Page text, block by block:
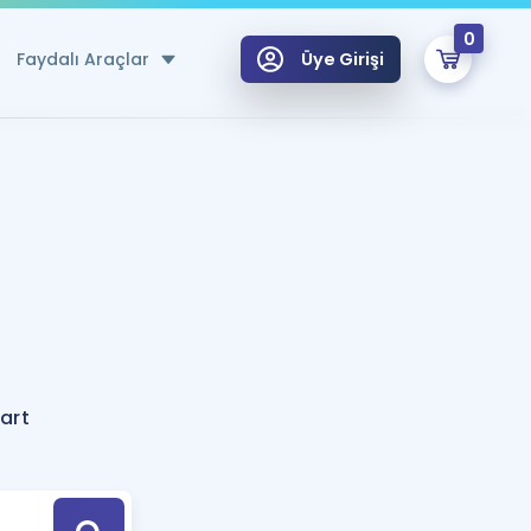
Faydalı Araçlar
Hesaplama Aracı
için Öneriler
Tek Takvimde
Üye Girişi
0
Hoca ile seni sınava hazırlayacak onlarca eğitim seni bekliyor!